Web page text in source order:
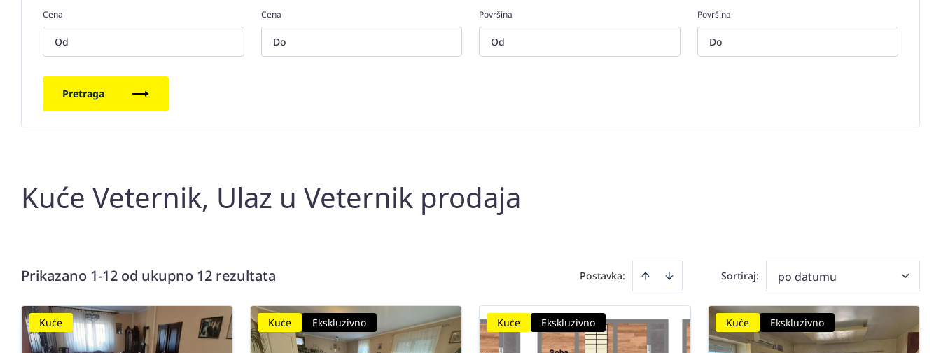
Cena Cena Površina Površina
Pretraga
Kuće Veternik, Ulaz u Veternik prodaja
Prikazano 1-12 od ukupno 12 rezultata Postavka: Sortiraj: po datumu
Kuće Kuće Ekskluzivno Kuće Ekskluzivno Kuće Ekskluzivno